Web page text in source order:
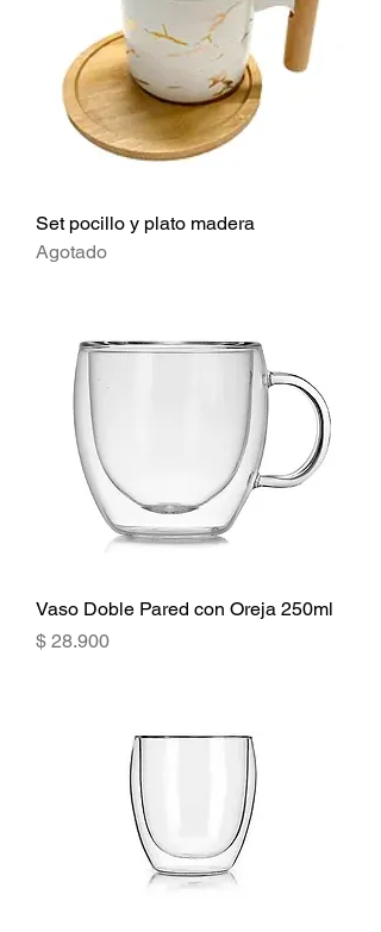
Set pocillo y plato madera
Agotado
Vaso Doble Pared con Oreja 250ml
Precio
$ 28.900